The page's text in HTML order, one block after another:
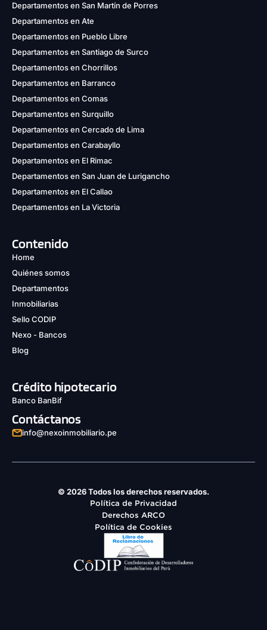
Departamentos en San Martín de Porres
Departamentos en Ate
Departamentos en Pueblo Libre
Departamentos en Santiago de Surco
Departamentos en Chorrillos
Departamentos en Barranco
Departamentos en Comas
Departamentos en Surquillo
Departamentos en Cercado de Lima
Departamentos en Carabayllo
Departamentos en El Rimac
Departamentos en San Juan de Lurigancho
Departamentos en El Callao
Departamentos en La Victoria
Contenido
Home
Quiénes somos
Departamentos
Inmobiliarias
Sello CODIP
Nexo - Bancos
Blog
Crédito hipotecario
Banco BanBif
Contáctanos
info@nexoinmobiliario.pe
© 2026 Todos los derechos reservados.
Política de Privacidad
Derechos ARCO
Política de Cookies